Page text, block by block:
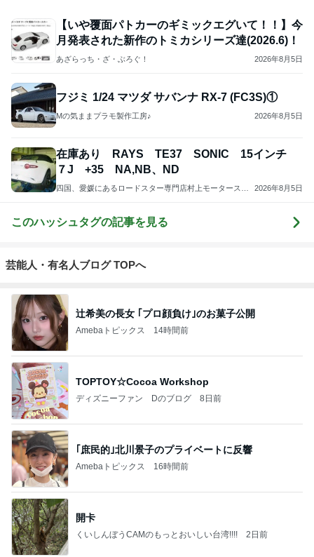
【いや覆面パトカーのギミックエグいて！！】今
月発表された新作のトミカシリーズ達(2026.6)！
あざらっち・ざ・ぶろぐ！ 2026年8月5日
フジミ 1/24 マツダ サバンナ RX-7 (FC3S)①
Mの気ままプラモ製作工房♪ 2026年8月5日
在庫あり RAYS TE37 SONIC 15インチ
７J +35 NA,NB、ND
四国、愛媛にあるロードスター専門店村上モータースの
2026年8月5日
このハッシュタグの記事を見る
芸能人・有名人ブログ TOPへ
辻希美の長女 ｢プロ顔負け｣のお菓子公開
Amebaトピックス 14時間前
TOPTOY☆Cocoa Workshop
ディズニーファン Dのブログ 8日前
｢庶民的｣北川景子のプライベートに反響
Amebaトピックス 16時間前
開卡
くいしんぼうCAMのもっとおいしい台湾!!!! 2日前